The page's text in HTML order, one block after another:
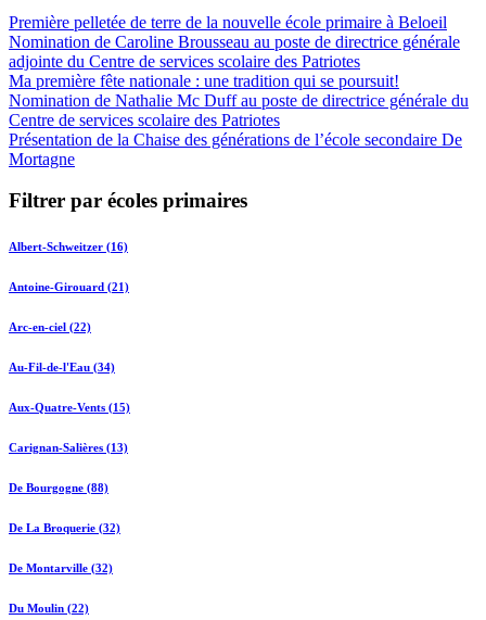
Première pelletée de terre de la nouvelle école primaire à Beloeil
Nomination de Caroline Brousseau au poste de directrice générale
adjointe du Centre de services scolaire des Patriotes
Ma première fête nationale : une tradition qui se poursuit!
Nomination de Nathalie Mc Duff au poste de directrice générale du
Centre de services scolaire des Patriotes
Présentation de la Chaise des générations de l’école secondaire De
Mortagne
Filtrer par écoles primaires
Albert-Schweitzer (16)
Antoine-Girouard (21)
Arc-en-ciel (22)
Au-Fil-de-l'Eau (34)
Aux-Quatre-Vents (15)
Carignan-Salières (13)
De Bourgogne (88)
De La Broquerie (32)
De Montarville (32)
Du Moulin (22)